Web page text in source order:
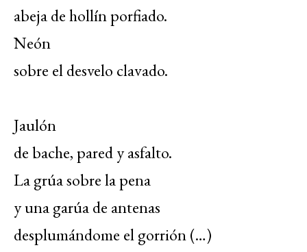
abeja de hollín porfiado.
Neón
sobre el desvelo clavado.
Jaulón
de bache, pared y asfalto.
La grúa sobre la pena
y una garúa de antenas
desplumándome el gorrión (…)